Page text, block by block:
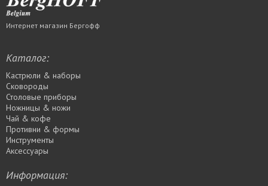
Интернет магазин Бергофф
Каталог:
Кастрюли & наборы
Сковороды
Столовые приборы
Ножницы & ножи
Чай & кофе
Противни & формы
Инструменты
Аксессуары
Информация: